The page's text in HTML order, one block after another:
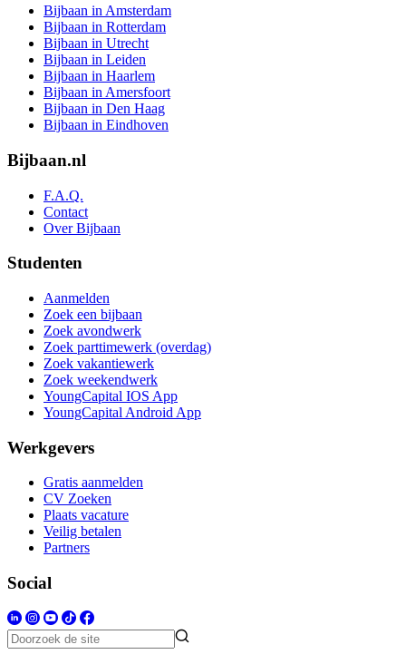
Bijbaan in Amsterdam
Bijbaan in Rotterdam
Bijbaan in Utrecht
Bijbaan in Leiden
Bijbaan in Haarlem
Bijbaan in Amersfoort
Bijbaan in Den Haag
Bijbaan in Eindhoven
Bijbaan.nl
F.A.Q.
Contact
Over Bijbaan
Studenten
Aanmelden
Zoek een bijbaan
Zoek avondwerk
Zoek parttimewerk (overdag)
Zoek vakantiewerk
Zoek weekendwerk
YoungCapital IOS App
YoungCapital Android App
Werkgevers
Gratis aanmelden
CV Zoeken
Plaats vacature
Veilig betalen
Partners
Social